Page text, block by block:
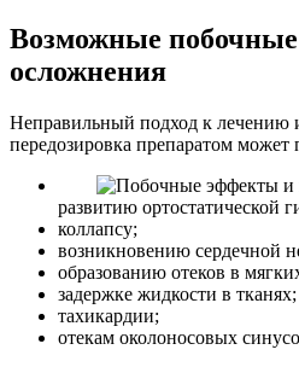
Возможные
осложнения
Неправильный подход к лечению
передозировка препаратом может
развитию ортостатической
коллапсу;
возникновению сердечной
образованию отеков в
задержке жидкости в тканях;
тахикардии;
отекам околоносовых